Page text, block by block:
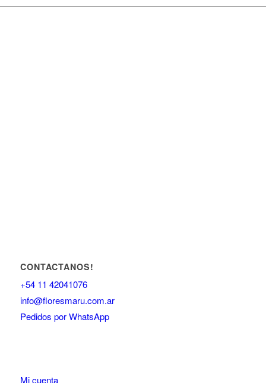
CONTACTANOS!
+54 11 42041076
info@floresmaru.com.ar
Pedidos por WhatsApp
Mi cuenta